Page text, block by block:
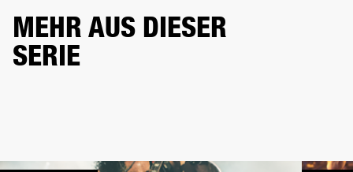
MEHR AUS DIESER
SERIE